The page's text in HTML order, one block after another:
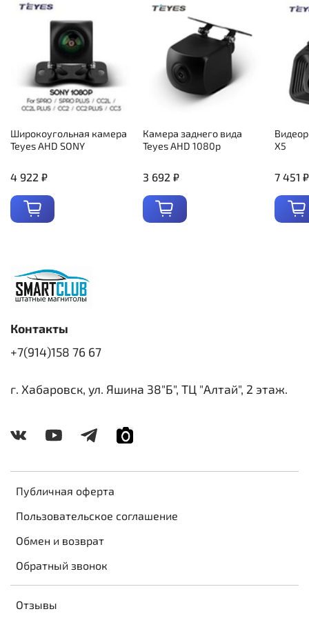
Широкоугольная камера
Teyes AHD SONY
4 922 ₽
Камера заднего вида
Teyes AHD 1080p
3 692 ₽
X5
7 451 ₽
Публичная оферта
Пользовательское соглашение
Обмен и возврат
Обратный звонок
Отзывы
Контакты
+7(914)158 76 67
г. Хабаровск, ул. Яшина 38"Б", ТЦ "Алтай", 2 этаж.